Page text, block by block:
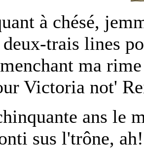
à chésé,
trais lines
ma
Victoria not'
ans le
sus l'trône,